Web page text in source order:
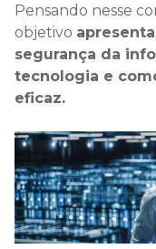
Pensando nesse
objetivo
segurança da
tecnologia e
eficaz.